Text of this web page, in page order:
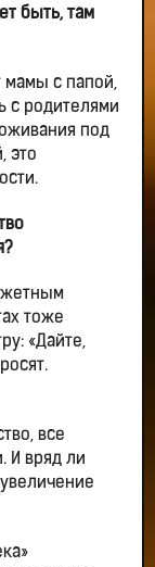
быть, там
мамы с папой,
с родителями
под
это
тоже
«Дайте,
все
И вряд ли